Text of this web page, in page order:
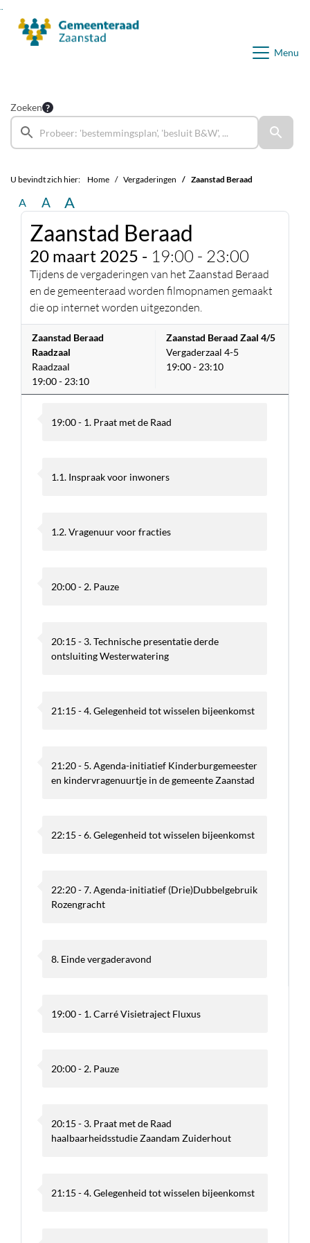
Menu
Zoeken
U bevindt zich hier: Home Vergaderingen Zaanstad Beraad
A A A
Zaanstad Beraad
20 maart 2025 - 19:00 - 23:00
Tijdens de vergaderingen van het Zaanstad Beraad
en de gemeenteraad worden filmopnamen gemaakt
die op internet worden uitgezonden.
Zaanstad Beraad
Raadzaal
Raadzaal
19:00 - 23:10
Zaanstad Beraad Zaal 4/5
Vergaderzaal 4-5
19:00 - 23:10
19:00 - 1. Praat met de Raad
1.1. Inspraak voor inwoners
1.2. Vragenuur voor fracties
20:00 - 2. Pauze
20:15 - 3. Technische presentatie derde
ontsluiting Westerwatering
21:15 - 4. Gelegenheid tot wisselen bijeenkomst
21:20 - 5. Agenda-initiatief Kinderburgemeester
en kindervragenuurtje in de gemeente Zaanstad
22:15 - 6. Gelegenheid tot wisselen bijeenkomst
22:20 - 7. Agenda-initiatief (Drie)Dubbelgebruik
Rozengracht
8. Einde vergaderavond
19:00 - 1. Carré Visietraject Fluxus
20:00 - 2. Pauze
20:15 - 3. Praat met de Raad
haalbaarheidsstudie Zaandam Zuiderhout
21:15 - 4. Gelegenheid tot wisselen bijeenkomst